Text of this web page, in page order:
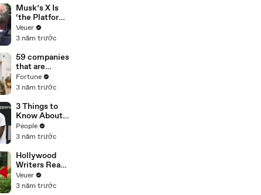
Trump
Musk’s X Is
‘the Platform
With the
Largest Ratio
Misinformatio
n or
Disinformatio
n’ Amongst
All Social
Media
Platforms
Veuer
3 năm trước
59 companies
that are
changing the
world: From
Chobani
Fortune
3 năm trước
3 Things to
Know About
Coco Gauff's
Parents
People
3 năm trước
Hollywood
Writers Reach
‘Tentative
Agreement’
Veuer
3 năm trước